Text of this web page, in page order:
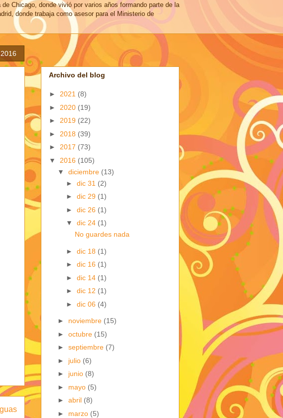
Chicago, donde vivió por varios años formando parte de la
donde trabaja como asesor para el Ministerio de
Archivo del blog
► 2021 (8)
► 2020 (19)
► 2019 (22)
► 2018 (39)
► 2017 (73)
▼ 2016 (105)
▼ diciembre (13)
► dic 31 (2)
► dic 29 (1)
► dic 26 (1)
▼ dic 24 (1)
No guardes nada
► dic 18 (1)
► dic 16 (1)
► dic 14 (1)
► dic 12 (1)
► dic 06 (4)
► noviembre (15)
► octubre (15)
► septiembre (7)
► julio (6)
► junio (8)
► mayo (5)
► abril (8)
► marzo (5)